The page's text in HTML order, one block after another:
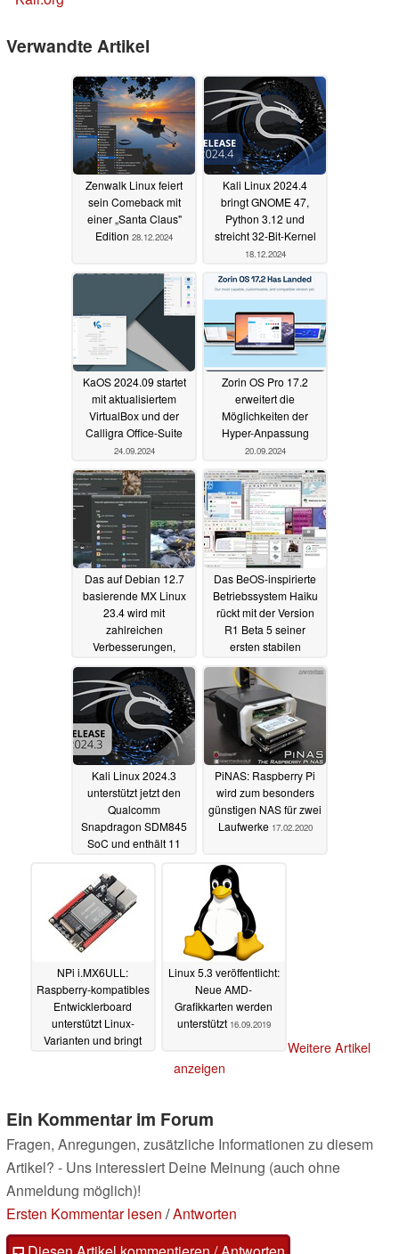
Verwandte Artikel
Zenwalk Linux feiert
sein Comeback mit
einer „Santa Claus"
Edition 28.12.2024
Kali Linux 2024.4
bringt GNOME 47,
Python 3.12 und
streicht 32-Bit-Kernel
18.12.2024
KaOS 2024.09 startet
mit aktualisiertem
VirtualBox und der
Calligra Office-Suite
24.09.2024
Zorin OS Pro 17.2
erweitert die
Möglichkeiten der
Hyper-Anpassung
20.09.2024
Das auf Debian 12.7
basierende MX Linux
23.4 wird mit
zahlreichen
Verbesserungen,
Optimierungen und
aktualisierten Paketen
eingeführt16.09.2024
Das BeOS-inspirierte
Betriebssystem Haiku
rückt mit der Version
R1 Beta 5 seiner
ersten stabilen
Veröffentlichung näher
14.09.2024
Kali Linux 2024.3
unterstützt jetzt den
Qualcomm
Snapdragon SDM845
SoC und enthält 11
PiNAS: Raspberry Pi
wird zum besonders
günstigen NAS für zwei
Laufwerke 17.02.2020
NPi i.MX6ULL:
Raspberry-kompatibles
Entwicklerboard
unterstützt Linux-
Varianten und bringt
Linux 5.3 veröffentlicht:
Neue AMD-
Grafikkarten werden
unterstützt 16.09.2019
Weitere Artikel
anzeigen
Ein Kommentar im Forum
Fragen, Anregungen, zusätzliche Informationen zu diesem
Artikel? - Uns interessiert Deine Meinung (auch ohne
Anmeldung möglich)!
Ersten Kommentar lesen /Antworten